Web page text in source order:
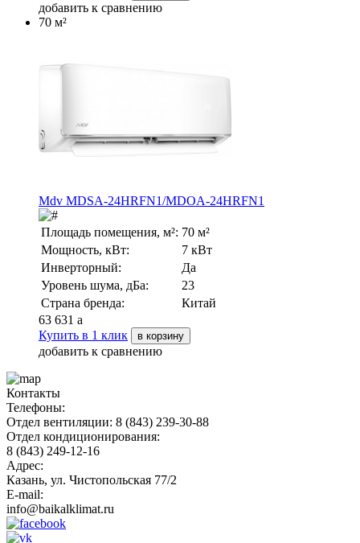
добавить к сравнению
70 м²
Mdv MDSA-24HRFN1/MDOA-24HRFN1
Площадь помещения, м²: 70 м²
Мощность, кВт:
7 кВт
Инверторный:
Да
Уровень шума, дБа:
23
Страна бренда:
Китай
63 631 a
Купить в 1 клик
в корзину
добавить к сравнению
Контакты
Телефоны:
Отдел вентиляции: 8 (843) 239-30-88
Отдел кондиционирования:
8 (843) 249-12-16
Адрес:
Казань, ул. Чистопольская 77/2
E-mail:
info@baikalklimat.ru